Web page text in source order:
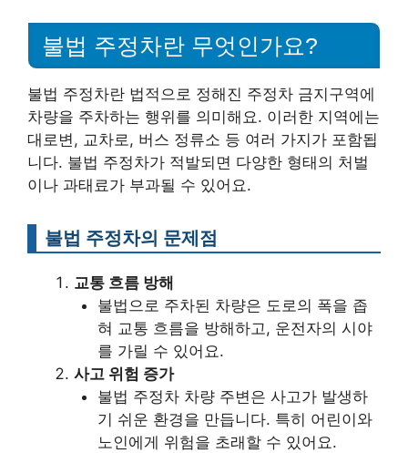
불법 주정차란 무엇인가요?
불법 주정차란 법적으로 정해진 주정차 금지구역에
차량을 주차하는 행위를 의미해요. 이러한 지역에는
대로변, 교차로, 버스 정류소 등 여러 가지가 포함됩
니다. 불법 주정차가 적발되면 다양한 형태의 처벌
이나 과태료가 부과될 수 있어요.
불법 주정차의 문제점
교통 흐름 방해
불법으로 주차된 차량은 도로의 폭을 좁
혀 교통 흐름을 방해하고, 운전자의 시야
를 가릴 수 있어요.
사고 위험 증가
불법 주정차 차량 주변은 사고가 발생하
기 쉬운 환경을 만듭니다. 특히 어린이와
노인에게 위험을 초래할 수 있어요.